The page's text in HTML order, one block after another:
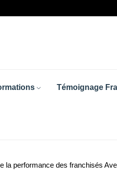
Témoignage
la performance des franchisés